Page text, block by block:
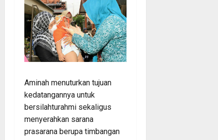
Aminah menuturkan tujuan
kedatangannya untuk
bersilahturahmi sekaligus
menyerahkan sarana
prasarana berupa timbangan